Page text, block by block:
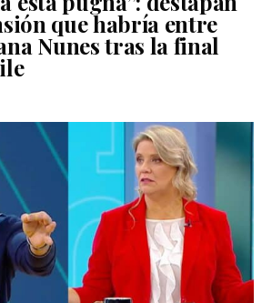
que habría entre
Nunes tras la final